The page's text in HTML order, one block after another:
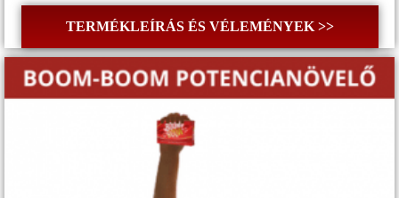
TERMÉKLEÍRÁS ÉS VÉLEMÉNYEK >>